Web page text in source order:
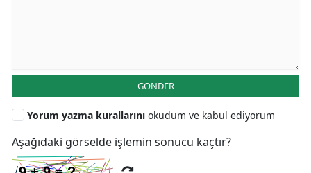
GÖNDER
Yorum yazma kurallarını okudum ve kabul ediyorum
Aşağıdaki görselde işlemin sonucu kaçtır?